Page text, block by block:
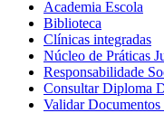
Academia Escola
Biblioteca
Clínicas integradas
Núcleo de Práticas
Responsabilidade
Consultar Diploma
Validar